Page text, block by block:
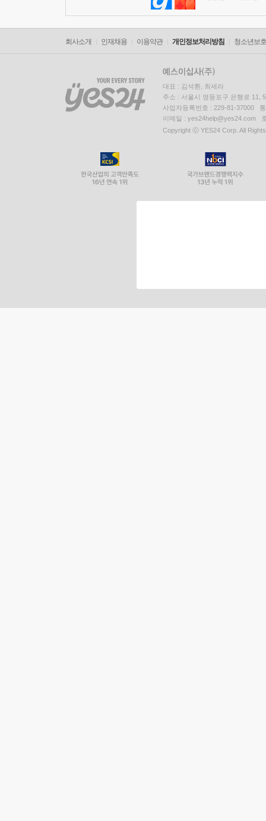
회사소개 인재채용 이용약관 개인정보처리방침 청소년보
대표 : 김석환, 최세라
주소 : 서울시 영등포구 은행로 11,
사업자등록번호 : 229-81-37000
이메일 : yes24help@yes24.com
Copyright ⓒ YES24 Corp. All